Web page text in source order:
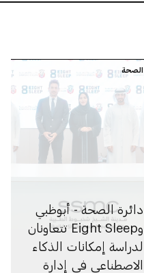
الصحة
دائرة الصحة - أبوظبي
وEight Sleep تتعاونان
لدراسة إمكانات الذكاء
الاصطناعي في إدارة